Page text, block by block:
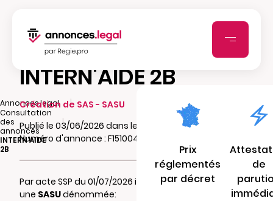
Annonces.legal
|
Consultation
des
annonces
|
INTERN'AIDE
2B
INTERN'AIDE 2B
Création de SAS - SASU
Publié le 03/06/2026 dans le journal Actu.fr
Numéro d'annonce : F15100494z61w
Par acte SSP du 01/07/2026 il a été constitué
une SASUdénommée:
Prix
réglementés
par décret
de